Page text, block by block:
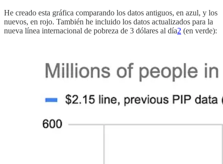
He creado esta gráfica comparando los datos antiguos, en azul, y los
nuevos, en rojo. También he incluido los datos actualizados para la
nueva línea internacional de pobreza de 3 dólares al día2 (en verde):